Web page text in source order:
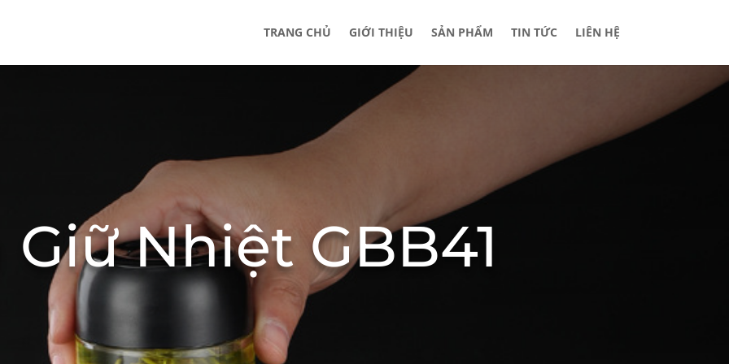
TRANG CHỦ GIỚI THIỆU SẢN PHẨM TIN TỨC LIÊN HỆ
Nhiệt GBB41